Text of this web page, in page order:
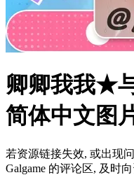
卿卿我我★
简体中文图
若资源链接失效, 或出现
Galgame 的评论区, 及时